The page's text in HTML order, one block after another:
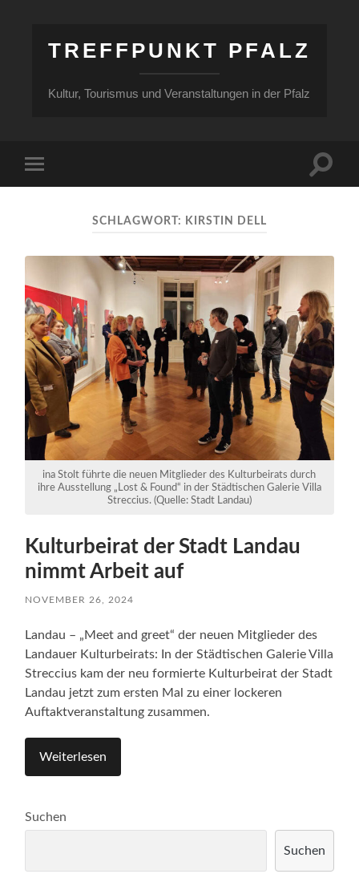
TREFFPUNKT PFALZ
Kultur, Tourismus und Veranstaltungen in der Pfalz
Menü
SCHLAGWORT: KIRSTIN DELL
ina Stolt führte die neuen Mitglieder des Kulturbeirats durch
ihre Ausstellung „Lost & Found“ in der Städtischen Galerie Villa
Streccius. (Quelle: Stadt Landau)
Kulturbeirat der Stadt Landau
nimmt Arbeit auf
NOVEMBER 26, 2024
Landau – „Meet and greet“ der neuen Mitglieder des
Landauer Kulturbeirats: In der Städtischen Galerie Villa
Streccius kam der neu formierte Kulturbeirat der Stadt
Landau jetzt zum ersten Mal zu einer lockeren
Auftaktveranstaltung zusammen.
Weiterlesen
Suchen
Suchen